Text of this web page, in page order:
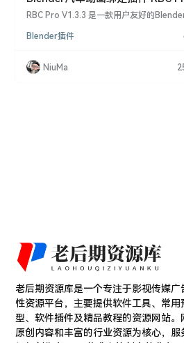
V1.3.3 – A Physics Based Vehicle
RBC Pro V1.3.3 是一款用户友好的
ing）。这款插件以其直观的界面和高级定
理想的动态表现。 Blender插件特点： 直
供易于理解和操作的界面，便于用户进行设
Blender插件
NiuMa
老后期资源库是一个专注于影视传媒广
性资源平台，主要提供软件工具、常用
型、软件插件及精品教程的资源网站。
原创内容和丰富的行业资源为核心，服